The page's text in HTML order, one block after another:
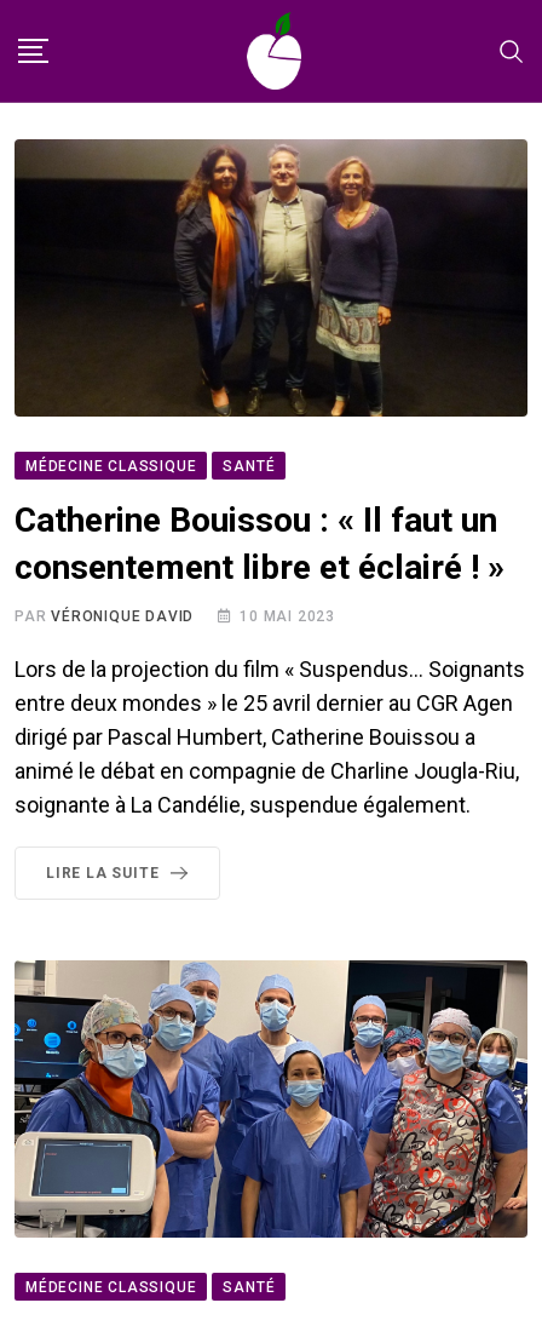
MÉDECINE CLASSIQUE SANTÉ
Catherine Bouissou : « Il faut un
consentement libre et éclairé ! »
PARVÉRONIQUE DAVID 10 MAI 2023
Lors de la projection du film « Suspendus… Soignants
entre deux mondes » le 25 avril dernier au CGR Agen
dirigé par Pascal Humbert, Catherine Bouissou a
animé le débat en compagnie de Charline Jougla-Riu,
soignante à La Candélie, suspendue également.
LIRE LA SUITE
MÉDECINE CLASSIQUE SANTÉ